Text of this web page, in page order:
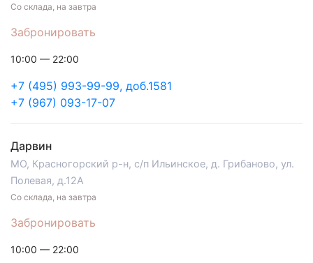
Забронировать
Со склада, на завтра
+7 (495) 993-99-99, доб.1581
+7 (967) 093-17-07
10:00 — 22:00
Дарвин
МО, Красногорский р-н, с/п Ильинское, д. Грибаново, ул.
Полевая, д.12А
Забронировать
Со склада, на завтра
10:00 — 22:00